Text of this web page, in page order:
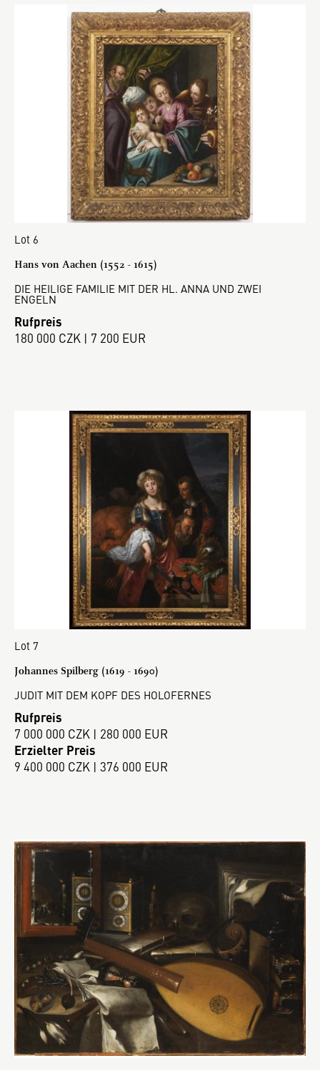
Lot 6
Hans von Aachen (1552 - 1615)
DIE HEILIGE FAMILIE MIT DER HL. ANNA UND ZWEI
ENGELN
Rufpreis
180 000 CZK | 7 200 EUR
Lot 7
Johannes Spilberg (1619 - 1690)
JUDIT MIT DEM KOPF DES HOLOFERNES
Rufpreis
7 000 000 CZK | 280 000 EUR
Erzielter Preis
9 400 000 CZK | 376 000 EUR